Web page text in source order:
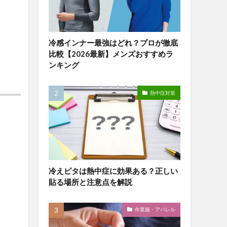
冷感インナー最強はどれ？プロが徹底
比較【2026最新】メンズおすすめラ
ンキング
熱中症対策
冷えピタは熱中症に効果ある？正しい
貼る場所と注意点を解説
作業服・アパレル